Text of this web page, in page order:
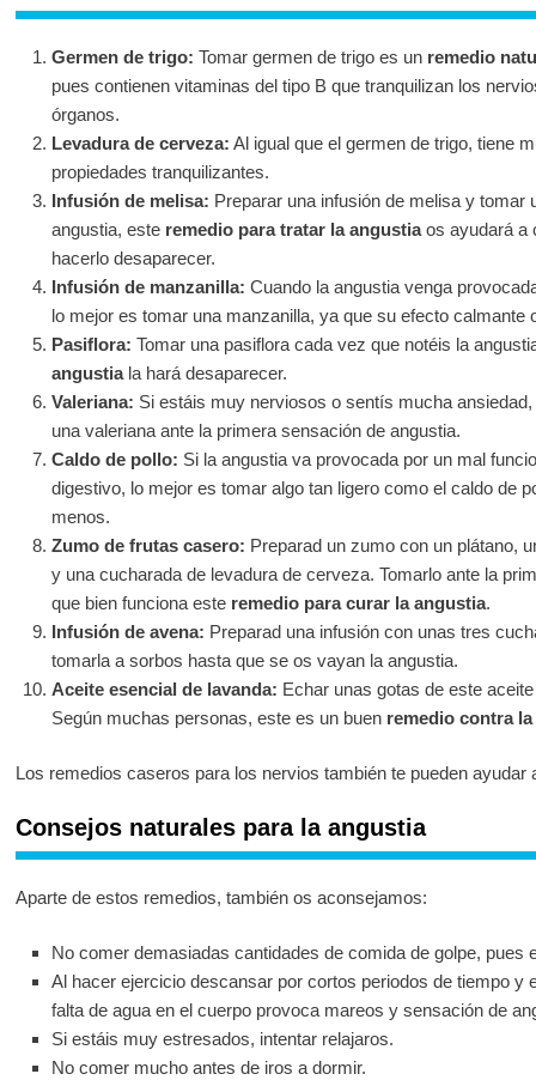
Germen de trigo: Tomar germen de trigo es un remedio
pues contienen vitaminas del tipo B que tranquilizan los
órganos.
Levadura de cerveza: Al igual que el germen de trigo, tiene
propiedades tranquilizantes.
Infusión de melisa: Preparar una infusión de melisa y tomar
angustia, este remedio para tratar la angustiaos ayudará a
hacerlo desaparecer.
Infusión de manzanilla: Cuando la angustia venga
lo mejor es tomar una manzanilla, ya que su efecto calmante
Pasiflora: Tomar una pasiflora cada vez que notéis la
angustiala hará desaparecer.
Valeriana: Si estáis muy nerviosos o sentís mucha
una valeriana ante la primera sensación de angustia.
Caldo de pollo: Si la angustia va provocada por un mal
digestivo, lo mejor es tomar algo tan ligero como el caldo de
menos.
Zumo de frutas casero: Preparad un zumo con un plátano,
y una cucharada de levadura de cerveza. Tomarlo ante la
que bien funciona este remedio para curar la angustia.
Infusión de avena: Preparad una infusión con unas tres
tomarla a sorbos hasta que se os vayan la angustia.
Aceite esencial de lavanda: Echar unas gotas de este
Según muchas personas, este es un buen remedio contra
Los remedios caseros para los nervios también te pueden ayudar
Consejos naturales para la angustia
Aparte de estos remedios, también os aconsejamos:
No comer demasiadas cantidades de comida de golpe, pues
Al hacer ejercicio descansar por cortos periodos de tiempo y
falta de agua en el cuerpo provoca mareos y sensación de
Si estáis muy estresados, intentar relajaros.
No comer mucho antes de iros a dormir.